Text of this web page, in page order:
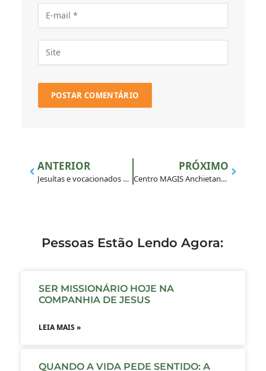
ANTERIOR
Jesuítas e vocacionados participam de feiras vocacionais em diversos lugares do país
PRÓXIMO
Centro MAGIS Anchietanum realiza seminário celebrativo de seus 70 anos
Pessoas Estão Lendo Agora:
SER MISSIONÁRIO HOJE NA
COMPANHIA DE JESUS
LEIA MAIS »
QUANDO A VIDA PEDE SENTIDO: A